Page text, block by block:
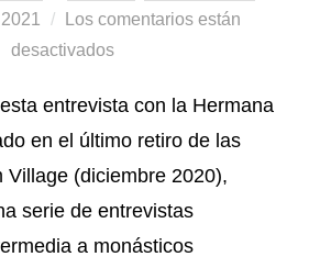
Los comentarios están
desactivados
entrevista con la Hermana
en el último retiro de las
Village (diciembre 2020),
serie de entrevistas
a monásticos